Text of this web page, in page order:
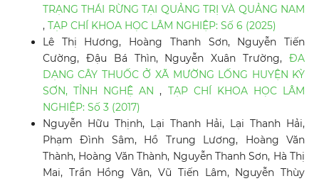
TRẠNG THÁI RỪNG TẠI QUẢNG TRỊ VÀ QUẢNG NAM
, TẠP CHÍ KHOA HỌC LÂM NGHIỆP: Số 6 (2025)
Lê Thị Hương, Hoàng Thanh Sơn, Nguyễn Tiến
Cường, Đậu Bá Thìn, Nguyễn Xuân Trường,ĐA
DẠNG CÂY THUỐC Ở XÃ MƯỜNG LỐNG HUYỆN KỲ
SƠN, TỈNH NGHỆ AN, TẠP CHÍ KHOA HỌC LÂM
NGHIỆP: Số 3 (2017)
Nguyễn Hữu Thịnh, Lại Thanh Hải, Lại Thanh Hải,
Phạm Đình Sâm, Hồ Trung Lương, Hoàng Văn
Thành, Hoàng Văn Thành, Nguyễn Thanh Sơn, Hà Thị
Mai, Trần Hồng Vân, Vũ Tiến Lâm, Nguyễn Thùy